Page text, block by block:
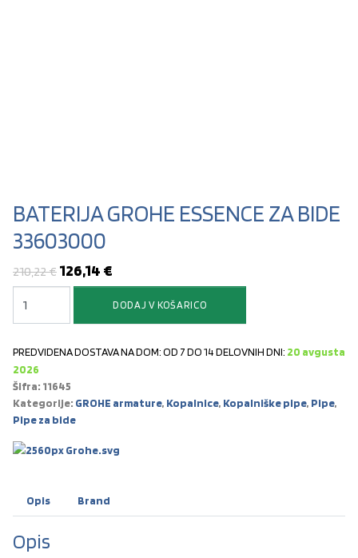
BATERIJA GROHE ESSENCE ZA BIDE
33603000
210,22€ Izvirna cena je bila: 210,22 €.
126,14 €
DODAJ V KOŠARICO
PREDVIDENA DOSTAVA NA DOM: OD 7 DO 14 DELOVNIH DNI: 20 avgusta
2026
Šifra: 11645
Kategorije: GROHE armature, Kopalnice, Kopalniške pipe, Pipe,
Pipe za bide
Opis Brand
Opis